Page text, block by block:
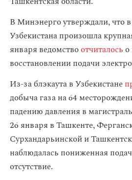
В Минэнерго утверждали, что
Узбекистана произошла
января ведомствоотчиталось
восстановлении подачи
Из-за блэкаута в Узбекистане
добыча газа на 64
падению давления в
26 января в Ташкенте,
Сурхандарьинской и
наблюдалась пониженная
отсутствие.